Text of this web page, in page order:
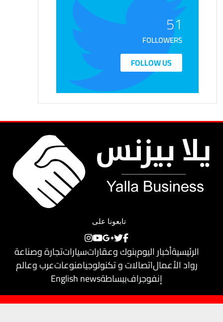
51
FOLLOWERS
FOLLOW US
تابعونا على
الرئيسيةأخبار اليومبنوك وعقاراتسياراتتجارة وصناعة
رواد الأعمالاتصالات و تكنولوجيامنوعاتعرب وعالم
إنفوجرافببساطةEnglish news
حقوق النشر محفوظة لـيلا بيزنس© 2018